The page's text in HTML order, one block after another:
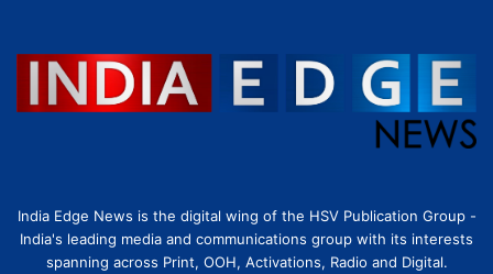
India Edge News is the digital wing of the HSV Publication Group -
India's leading media and communications group with its interests
spanning across Print, OOH, Activations, Radio and Digital.